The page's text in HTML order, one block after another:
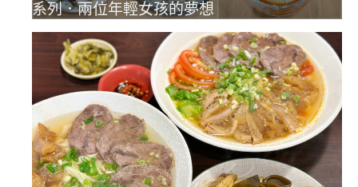
系列．兩位年輕女孩的夢想